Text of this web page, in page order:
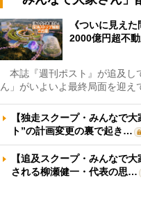
《ついに見え
2000億円超不
本誌『週刊ポスト』が追及し
ん」がいよいよ最終局面を迎え
【独走スクープ・みんなで
ト”の計画変更の裏で起き…
【追及スクープ・みんなで
される柳瀬健一・代表の思…